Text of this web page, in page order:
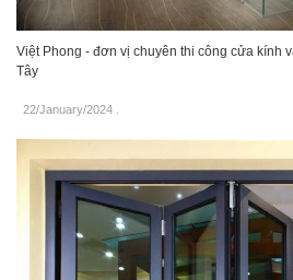
Việt Phong - đơn vị chuyên thi công cửa kính
Tây
22/January/2024